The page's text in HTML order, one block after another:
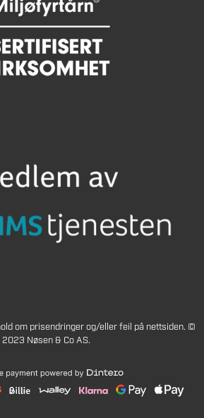
om prisendringer og/eller feil på nettsiden. ©
2023 Nøsen & Co AS.